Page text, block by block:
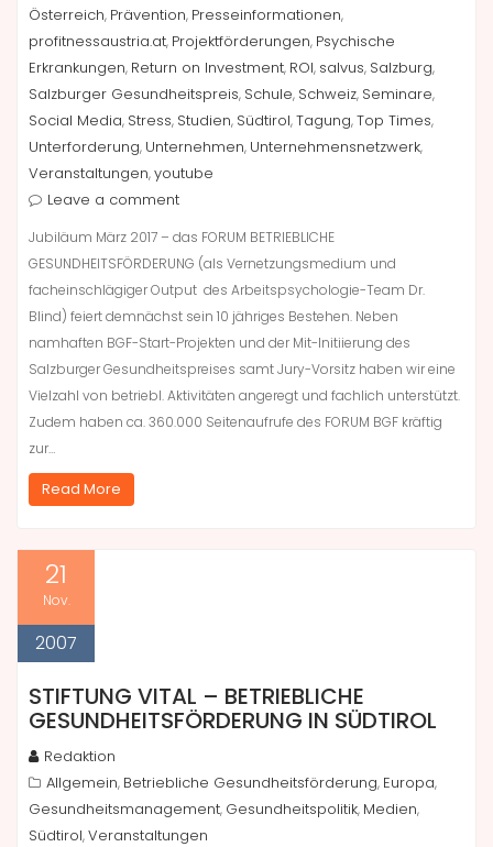
Österreich, Prävention, Presseinformationen,
profitnessaustria.at, Projektförderungen, Psychische
Erkrankungen, Return on Investment, ROI, salvus, Salzburg,
Salzburger Gesundheitspreis, Schule, Schweiz, Seminare,
Social Media, Stress, Studien, Südtirol,Tagung,Top Times,
Unterforderung, Unternehmen, Unternehmensnetzwerk,
Veranstaltungen,youtube
Leave a comment
Jubiläum März 2017 – das FORUM BETRIEBLICHE
GESUNDHEITSFÖRDERUNG (als Vernetzungsmedium und
facheinschlägiger Output des Arbeitspsychologie-Team Dr.
Blind) feiert demnächst sein 10 jähriges Bestehen. Neben
namhaften BGF-Start-Projekten und der Mit-Initiierung des
Salzburger Gesundheitspreises samt Jury-Vorsitz haben wir eine
Vielzahl von betriebl. Aktivitäten angeregt und fachlich unterstützt.
Zudem haben ca. 360.000 Seitenaufrufe des FORUM BGF kräftig
zur…
Read More
21
Nov.
2007
STIFTUNG VITAL – BETRIEBLICHE
GESUNDHEITSFÖRDERUNG IN SÜDTIROL
Redaktion
Allgemein, Betriebliche Gesundheitsförderung, Europa,
Gesundheitsmanagement, Gesundheitspolitik, Medien,
Südtirol,Veranstaltungen